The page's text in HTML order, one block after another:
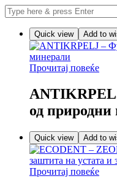
Quick view Add to
Прочитај повеќе
од
Quick view Add to
Прочитај повеќе